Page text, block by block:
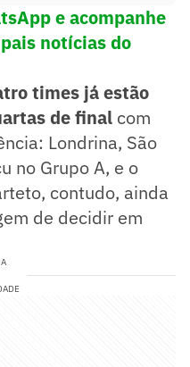
e acompanhe
notícias do
times já estão
de final com
Londrina, São
no Grupo A, e o
contudo, ainda
de decidir em